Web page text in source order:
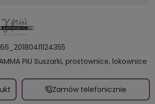
PIU Suszarki, prostownice, lokownice
Zamów telefonicznie